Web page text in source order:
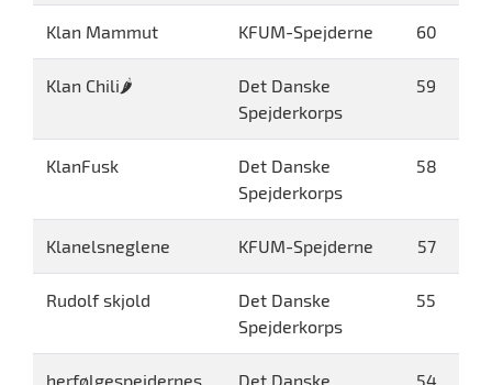
Klan Mammut KFUM-Spejderne 60
Klan Chili🌶
Det Danske
Spejderkorps
59
KlanFusk
Det Danske
Spejderkorps
58
Klanelsneglene KFUM-Spejderne 57
Rudolf skjold
Det Danske
Spejderkorps
55
herfølgespejdernes
Det Danske
54